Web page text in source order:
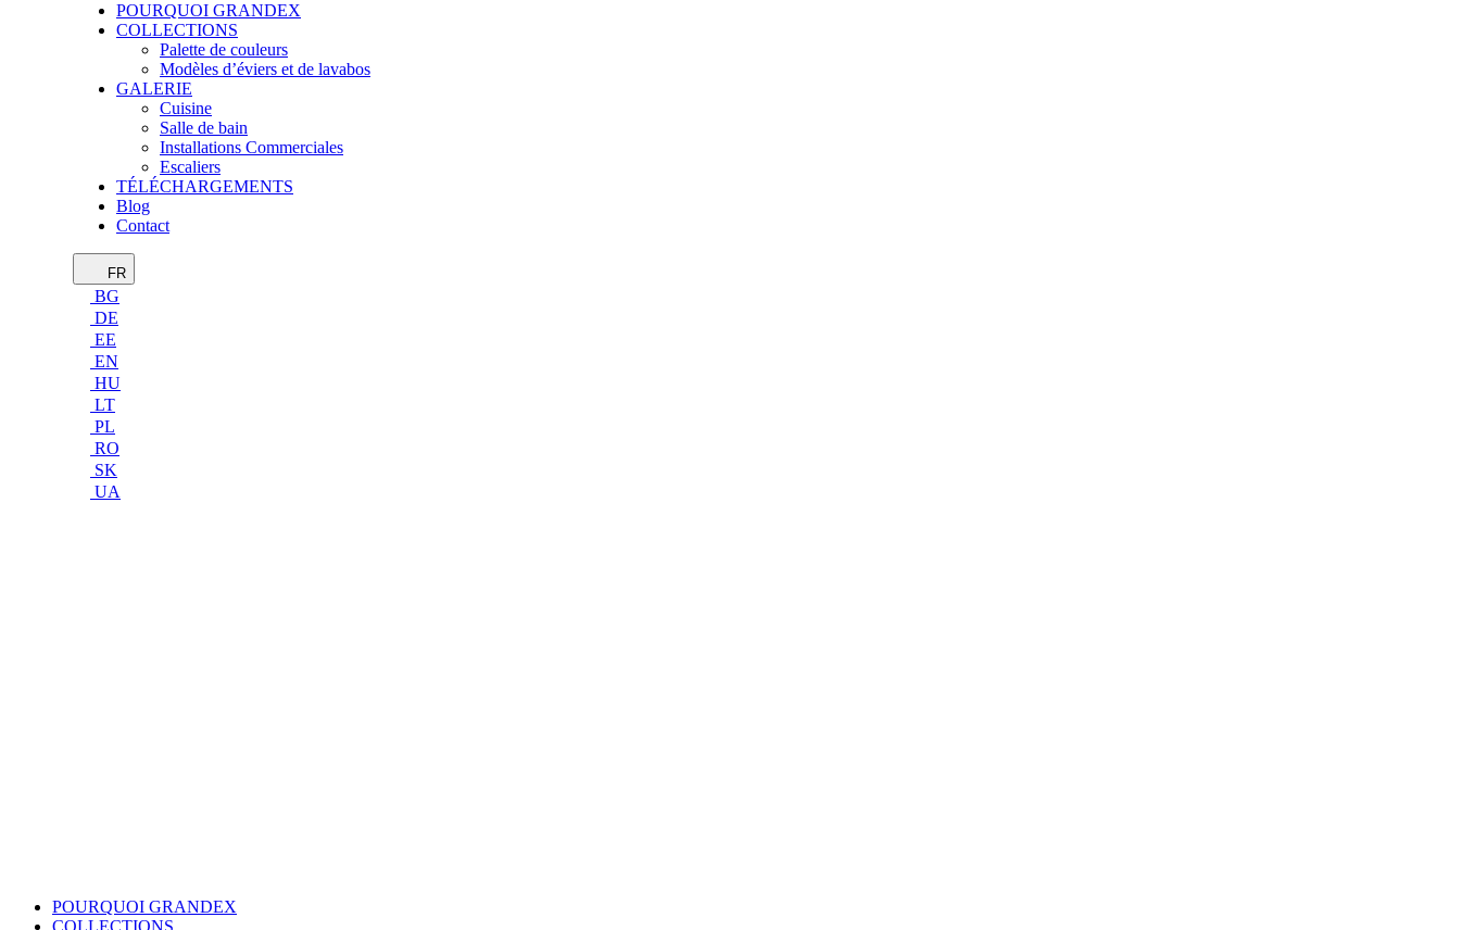
POURQUOI GRANDEX
COLLECTIONS
Palette de couleurs
Modèles d’éviers et de lavabos
GALERIE
Cuisine
Salle de bain
Installations Commerciales
Escaliers
TÉLÉCHARGEMENTS
Blog
Contact
FR
BG
DE
EE
EN
HU
LT
PL
RO
SK
UA
POURQUOI GRANDEX
COLLECTIONS